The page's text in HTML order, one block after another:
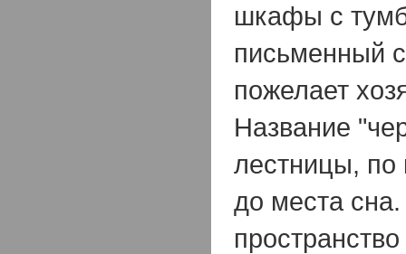
шкафы с
письменный
пожелает
Название
лестницы, по
до места